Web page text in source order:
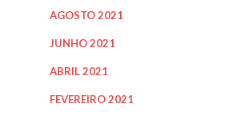
AGOSTO 2021
JUNHO 2021
ABRIL 2021
FEVEREIRO 2021